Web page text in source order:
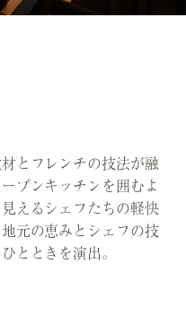
とフレンチの技法が融
プンキッチンを囲むよ
えるシェフたちの軽快
元の恵みとシェフの技
とときを演出。